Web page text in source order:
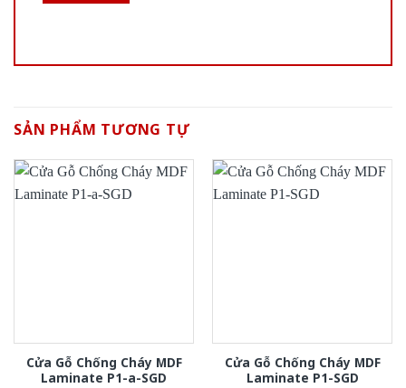
SẢN PHẨM TƯƠNG TỰ
Cửa Gỗ Chống Cháy MDF
Laminate P1-a-SGD
Cửa Gỗ Chống Cháy MDF
Laminate P1-SGD